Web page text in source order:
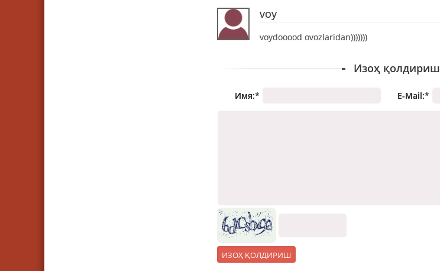
voy
voydooood ovozlaridan)))))))
Изоҳ қолдириш
Имя:* E-Mail:*